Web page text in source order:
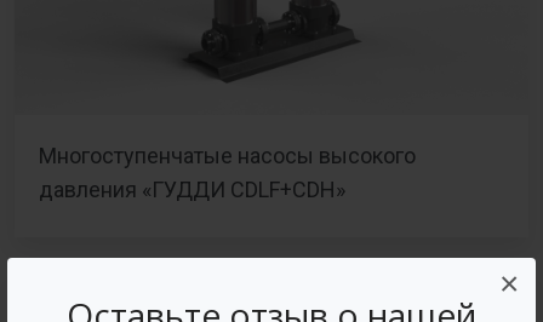
×
Многоступенчатые насосы высокого
давления «ГУДДИ CDLF+CDH»